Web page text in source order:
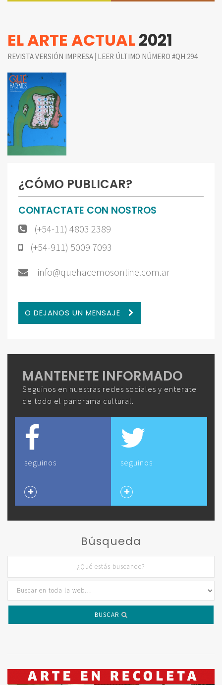
EL ARTE ACTUAL2021
REVISTA VERSIÓN IMPRESA | LEER ÚLTIMO NÚMERO #QH 294
¿CÓMO PUBLICAR?
CONTACTATE CON NOSTROS
(+54-11) 4803 2389
(+54-911) 5009 7093
info@quehacemosonline.com.ar
O DEJANOS UN MENSAJE
MANTENETE INFORMADO
Seguinos en nuestras redes sociales y enterate
de todo el panorama cultural.
seguinos seguinos
Búsqueda
BUSCAR